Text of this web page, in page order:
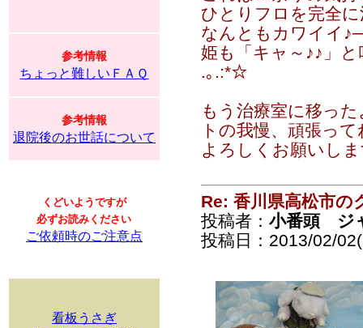
参考情報
ちょっと難しいＦＡＱ
参考情報
退院後のお世話について
くどいようですが
必ずお読みください
ご依頼時のご注意点
看板うさぎ
ひとりフロを完全
なんともカワイイ
姫も「キャ～♪♪」
.｡.:*☆
もう治療室に移っ
トの我慢、頑張っ
よろしくお願いし
Re: 香川県高松市の
投稿者： 小番頭 ジ
投稿日：2013/02/